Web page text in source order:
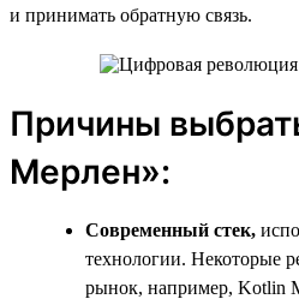
и принимать обратную связь.
Причины
Мерлен»:
Современный стек,
технологии. Некоторые
рынок, например, Kotlin